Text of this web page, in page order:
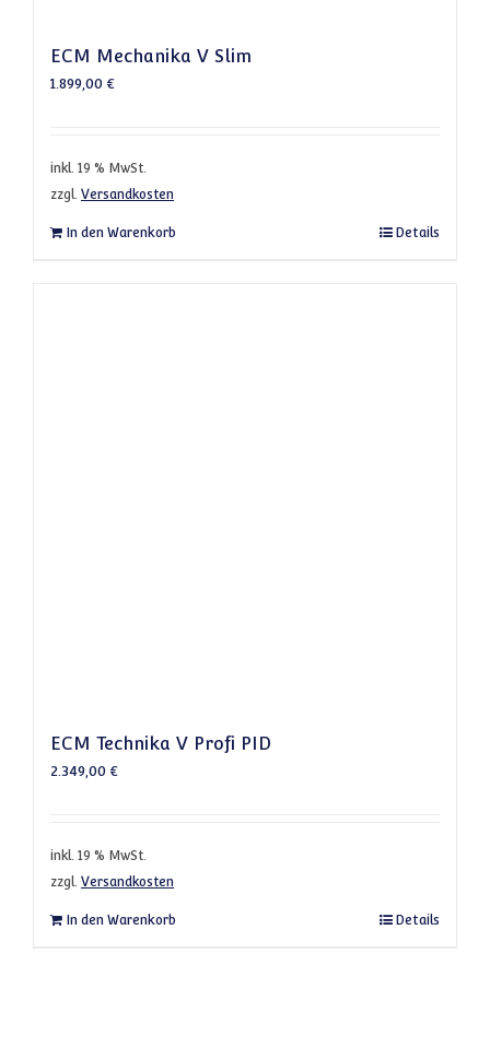
ECM Mechanika V Slim
1.899,00 €
inkl. 19 % MwSt.
zzgl. Versandkosten
In den Warenkorb Details
ECM Technika V Profi PID
2.349,00 €
inkl. 19 % MwSt.
zzgl. Versandkosten
In den Warenkorb Details